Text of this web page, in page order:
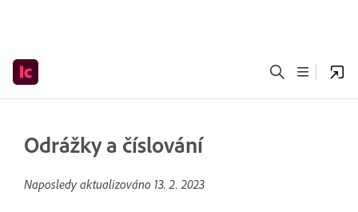
Odrážky a číslování
Naposledy aktualizováno 13. 2. 2023